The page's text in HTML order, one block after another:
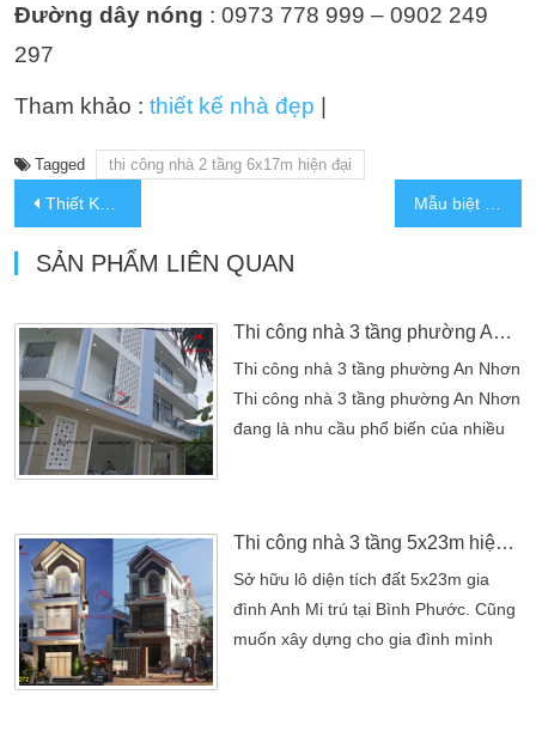
Đường dây nóng : 0973 778 999 – 0902 249
297
Tham khảo : thiết kế nhà đẹp |
Tagged thi công nhà 2 tầng 6x17m hiện đại
Thiết Kế Khách Sạn 5 Tầng Hiện Đại Tiện Nghi Tại Bình Dương
SẢN PHẨM LIÊN QUAN
Thi công nhà 3 tầng phường An Nhơn phong cách hiện đại
Thi công nhà 3 tầng phường An Nhơn
Thi công nhà 3 tầng phường An Nhơn
đang là nhu cầu phổ biến của nhiều
3 tầng phong cách hiện đại trở thành
giải pháp tối ưu về công năng, thẩm
mỹ và giá trị sử dụng lâu dài. Công
trình nhà 3 […]
Thi công nhà 3 tầng 5x23m hiện đại mái thái tại Bình Phước
Sở hữu lô diện tích đất 5x23m gia
đình Anh Mi trú tại Bình Phước. Cũng
muốn xây dựng cho gia đình mình